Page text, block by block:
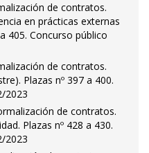
de contratos.
en prácticas externas
405. Concurso público
de contratos.
Plazas nº 397 a 400.
2023
de contratos.
Plazas nº 428 a 430.
2023